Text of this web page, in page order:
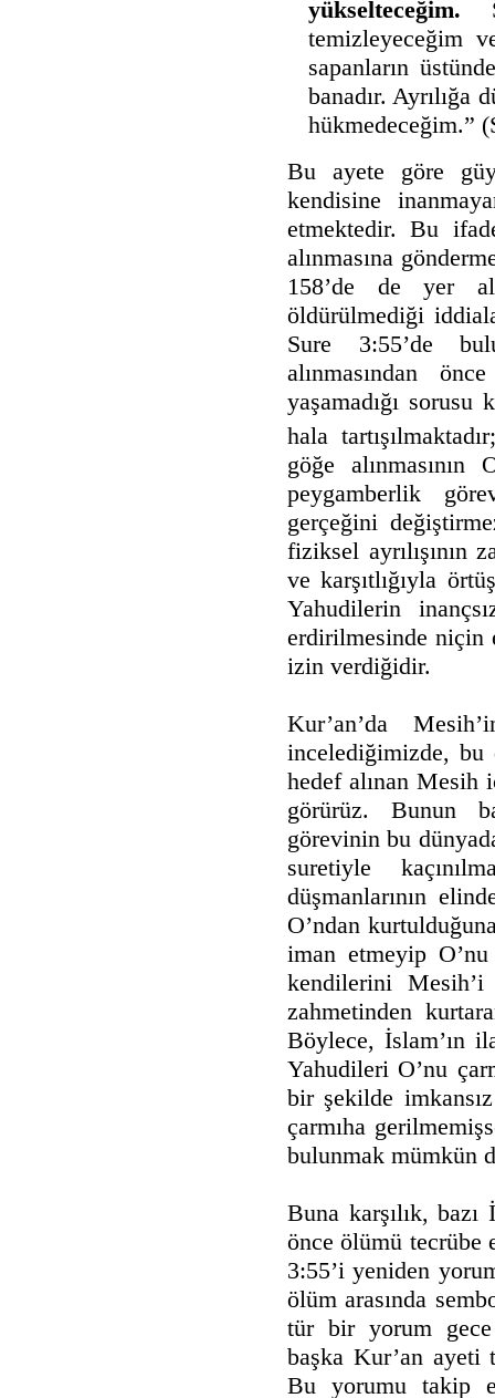
yükselteceğim.
temizleyeceğim
sapanların
banadır. Ayrılığa
hükmedeceğim.”
Bu ayete göre
kendisine
etmektedir. Bu
alınmasına
158’de de yer
öldürülmediği
Sure 3:55’de
alınmasından
yaşamadığı sorusu
hala tartışılmaktadır;
göğe
peygamberlik
gerçeğini
fiziksel ayrılışının
ve karşıtlığıyla
Yahudilerin
erdirilmesinde niçin
izin verdiğidir.
Kur’an’da
incelediğimizde, bu
hedef alınan Mesih
görürüz. Bunun
görevinin bu
suretiyle
düşmanlarının
O’ndan
iman etmeyip O’nu
kendilerini Mesih’i
zahmetinden
Böylece, İslam’ın
Yahudileri O’nu
bir şekilde
çarmıha
bulunmak mümkün
Buna karşılık,
önce ölümü tecrübe
3:55’i yeniden
ölüm arasında
tür bir yorum
başka Kur’an ayeti
Bu yorumu takip